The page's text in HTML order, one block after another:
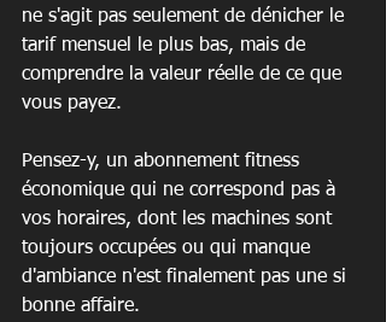
ne s'agit pas seulement de dénicher le
tarif mensuel le plus bas, mais de
comprendre la valeur réelle de ce que
vous payez.
Pensez-y, un abonnement fitness
économique qui ne correspond pas à
vos horaires, dont les machines sont
toujours occupées ou qui manque
d'ambiance n'est finalement pas une si
bonne affaire.